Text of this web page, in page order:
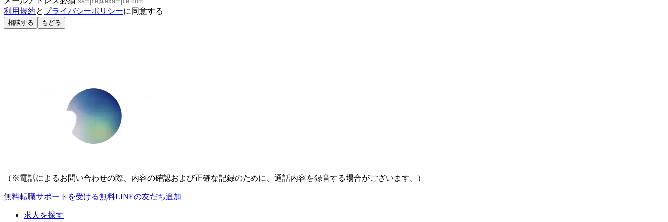
利用規約と プライバシーポリシーに同意する
相談する もどる
（※電話によるお問い合わせの際、内容の確認および正確な記録のために、通話内容を録音する場合がございます。）
無料転職サポートを受ける無料LINEの友だち追加
求人を探す